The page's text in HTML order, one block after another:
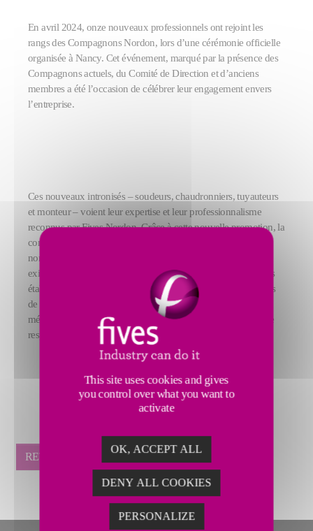
En avril 2024, onze nouveaux professionnels ont rejoint les
rangs des Compagnons Nordon, lors d’une cérémonie officielle
organisée à Nancy. Cet événement, marqué par la présence des
Compagnons actuels, du Comité de Direction et d’anciens
membres a été l’occasion de célébrer leur engagement envers
l’entreprise.
Ces nouveaux intronisés – soudeurs, chaudronniers, tuyauteurs
et monteur – voient leur expertise et leur professionnalisme
reconnus par Fives Nordon. Grâce à cette nouvelle promotion, la
communauté compte désormais 30 Compagnons. Ces
nominations viennent couronner un processus de sélection
exigeant, qui garantit que chaque candidat satisfait aux critères
établis pour devenir Compagnon Nordon. Porteurs des valeurs
de l’entreprise, ces professionnels sont des experts dans leur
métier, engagés dans la transmission de leurs savoirs et dans le
respect des règles de sécurité, de qualité et de sûreté.
RETOUR
This site uses cookies and gives
you control over what you want to
activate
OK, ACCEPT ALL
DENY ALL COOKIES
PERSONALIZE